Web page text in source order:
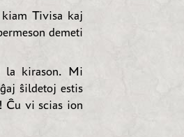
Tivisa kaj
demeti
la kirason. Mi
ŝildetoj estis
Ĉu vi scias ion